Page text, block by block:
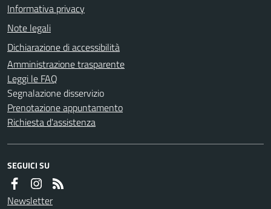
Informativa privacy
Note legali
Dichiarazione di accessibilità
Amministrazione trasparente
Leggi le FAQ
Segnalazione disservizio
Prenotazione appuntamento
Richiesta d'assistenza
SEGUICI SU
Newsletter